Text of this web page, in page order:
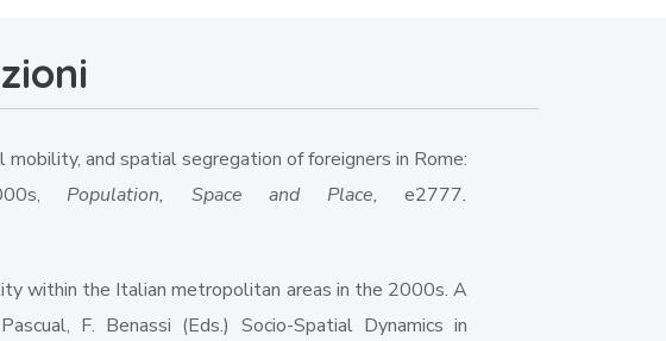
mobility, and spatial segregation of foreigners in Rome:
Population, Space and Place, e2777.
within the Italian metropolitan areas in the 2000s. A
F. Benassi (Eds.) Socio-Spatial Dynamics in